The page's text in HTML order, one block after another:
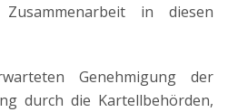
in diesen
Genehmigung der
durch die Kartellbehörden,